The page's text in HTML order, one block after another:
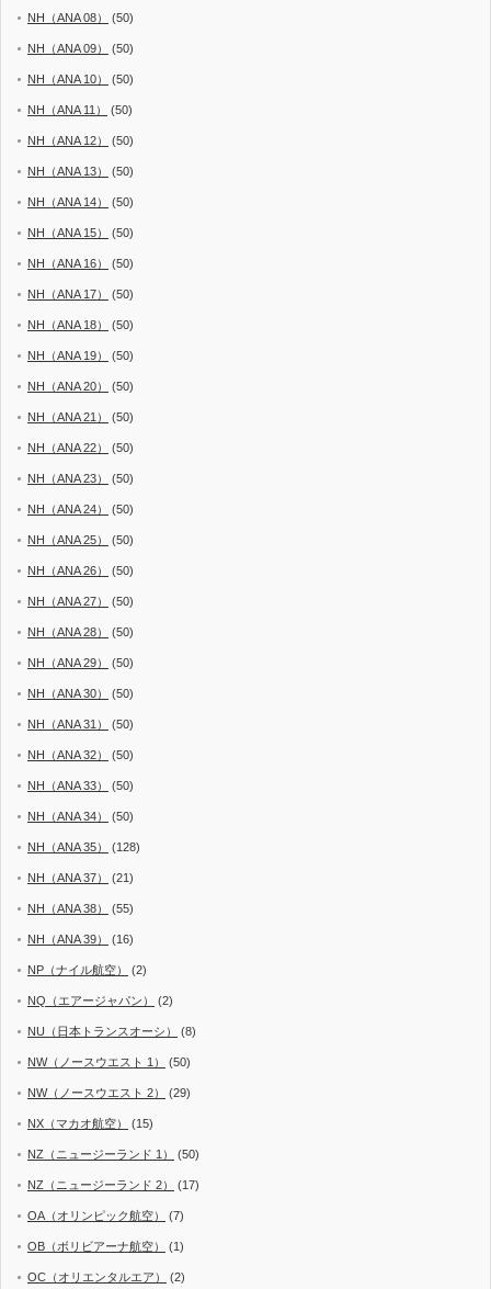
NH（ANA 08） (50)
NH（ANA 09） (50)
NH（ANA 10） (50)
NH（ANA 11） (50)
NH（ANA 12） (50)
NH（ANA 13） (50)
NH（ANA 14） (50)
NH（ANA 15） (50)
NH（ANA 16） (50)
NH（ANA 17） (50)
NH（ANA 18） (50)
NH（ANA 19） (50)
NH（ANA 20） (50)
NH（ANA 21） (50)
NH（ANA 22） (50)
NH（ANA 23） (50)
NH（ANA 24） (50)
NH（ANA 25） (50)
NH（ANA 26） (50)
NH（ANA 27） (50)
NH（ANA 28） (50)
NH（ANA 29） (50)
NH（ANA 30） (50)
NH（ANA 31） (50)
NH（ANA 32） (50)
NH（ANA 33） (50)
NH（ANA 34） (50)
NH（ANA 35） (128)
NH（ANA 37） (21)
NH（ANA 38） (55)
NH（ANA 39） (16)
NP（ナイル航空） (2)
NQ（エアージャパン） (2)
NU（日本トランスオーシ） (8)
NW（ノースウエスト 1） (50)
NW（ノースウエスト 2） (29)
NX（マカオ航空） (15)
NZ（ニュージーランド 1） (50)
NZ（ニュージーランド 2） (17)
OA（オリンピック航空） (7)
OB（ボリビアーナ航空） (1)
OC（オリエンタルエア） (2)